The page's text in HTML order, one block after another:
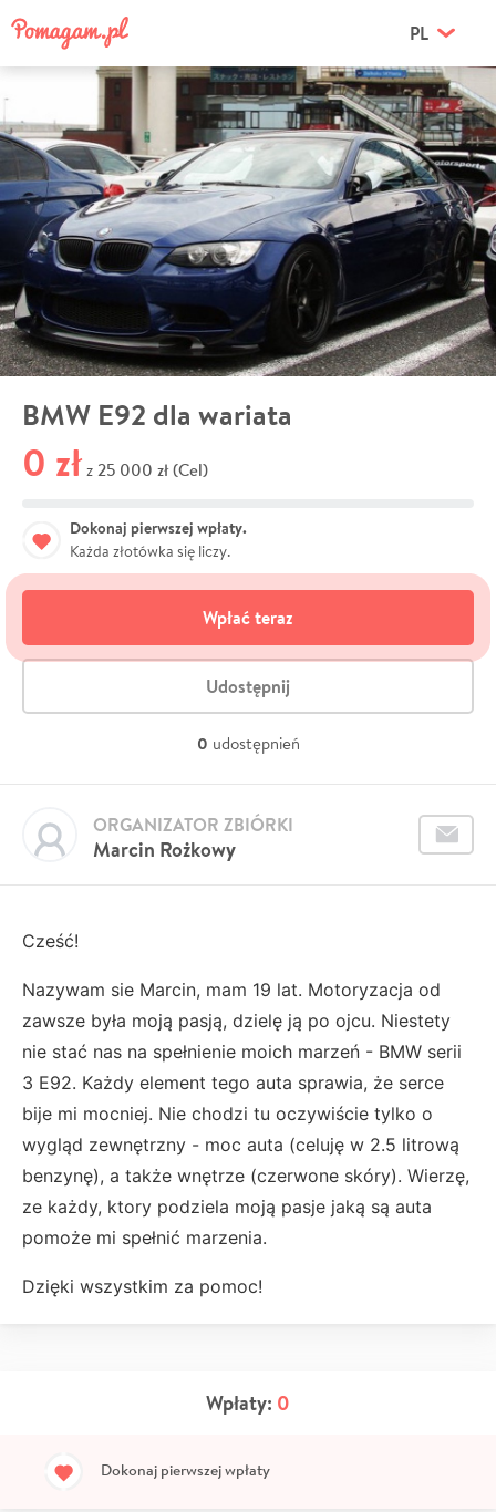
PL
BMW E92 dla wariata
0 zł z 25 000 zł (Cel)
Dokonaj pierwszej wpłaty.
Każda złotówka się liczy.
Wpłać teraz
Udostępnij
0 udostępnień
Marcin Rożkowy
ORGANIZATOR ZBIÓRKI
Cześć!
Nazywam sie Marcin, mam 19 lat. Motoryzacja od
zawsze była moją pasją, dzielę ją po ojcu. Niestety
nie stać nas na spełnienie moich marzeń - BMW serii
3 E92. Każdy element tego auta sprawia, że serce
bije mi mocniej. Nie chodzi tu oczywiście tylko o
wygląd zewnętrzny - moc auta (celuję w 2.5 litrową
benzynę), a także wnętrze (czerwone skóry). Wierzę,
ze każdy, ktory podziela moją pasje jaką są auta
pomoże mi spełnić marzenia.
Dzięki wszystkim za pomoc!
Wpłaty: 0
Dokonaj pierwszej wpłaty